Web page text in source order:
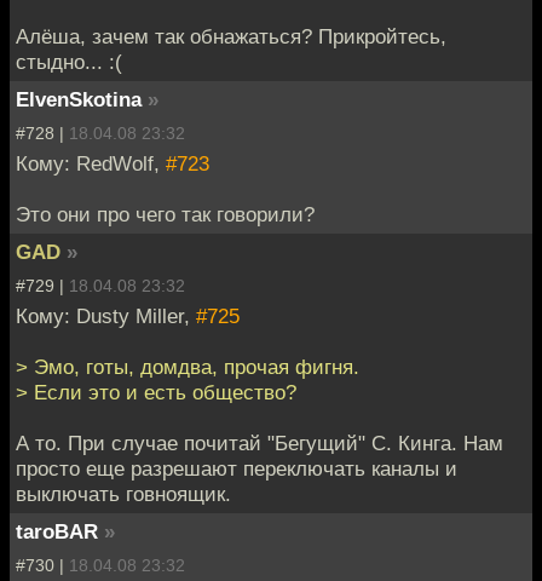
Алёша, зачем так обнажаться? Прикройтесь,
стыдно... :(
ElvenSkotina »
#728 | 18.04.08 23:32
Кому: RedWolf, #723
Это они про чего так говорили?
GAD »
#729 | 18.04.08 23:32
Кому: Dusty Miller, #725
> Эмо, готы, домдва, прочая фигня.
> Если это и есть общество?
А то. При случае почитай "Бегущий" С. Кинга. Нам
просто еще разрешают переключать каналы и
выключать говноящик.
taroBAR »
#730 | 18.04.08 23:32